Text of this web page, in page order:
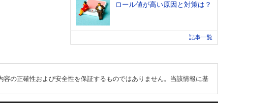
ロール値が高い原因と対策は？
記事一覧
の正確性および安全性を保証するものではありません。当該情報に基